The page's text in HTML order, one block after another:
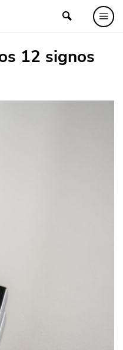
12 signos